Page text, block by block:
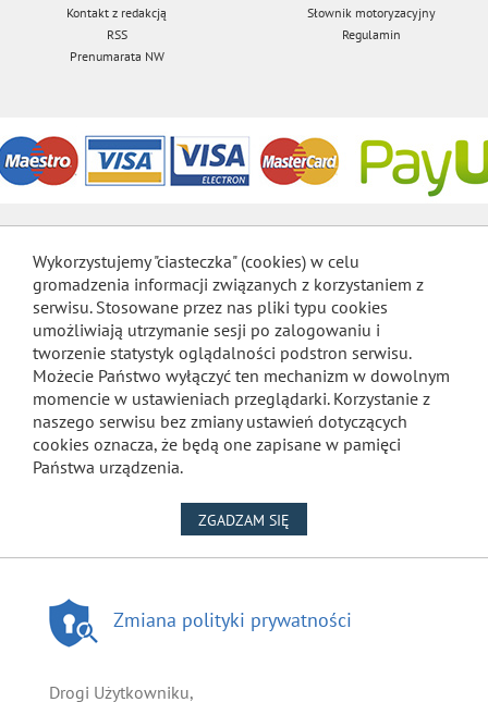
Kontakt z redakcją
Słownik motoryzacyjny
RSS
Regulamin
Prenumarata NW
Wykorzystujemy "ciasteczka" (cookies) w celu
gromadzenia informacji związanych z korzystaniem z
serwisu. Stosowane przez nas pliki typu cookies
umożliwiają utrzymanie sesji po zalogowaniu i
tworzenie statystyk oglądalności podstron serwisu.
Możecie Państwo wyłączyć ten mechanizm w dowolnym
momencie w ustawieniach przeglądarki. Korzystanie z
naszego serwisu bez zmiany ustawień dotyczących
cookies oznacza, że będą one zapisane w pamięci
Państwa urządzenia.
ZGADZAM SIĘ
Zmiana polityki prywatności
Drogi Użytkowniku,